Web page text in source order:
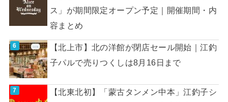
ス」が期間限定オープン予定｜開催期間・内
容まとめ
【北上市】北の洋館が閉店セール開始｜江釣
子パルで売りつくしは8月16日まで
【北東北初】「蒙古タンメン中本」江釣子シ